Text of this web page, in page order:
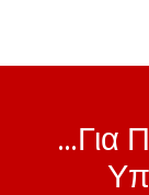
...Για